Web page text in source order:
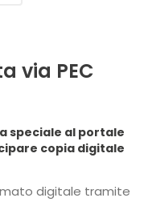
via PEC
speciale al portale
tramite